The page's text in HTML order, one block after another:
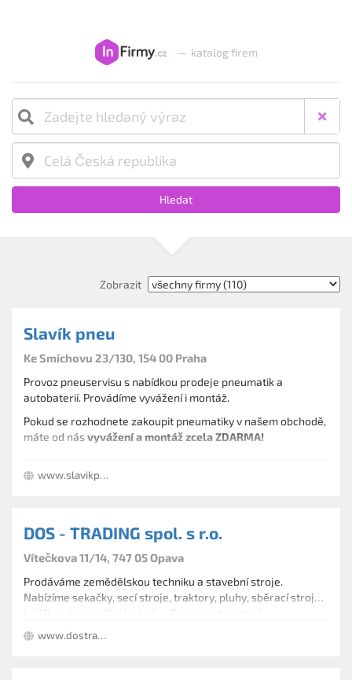
— katalog firem
Hledat
Zobrazit
Slavík pneu
Ke Smíchovu 23/130, 154 00 Praha
Provoz pneuservisu s nabídkou prodeje pneumatik a
autobaterií. Provádíme vyvážení i montáž.
Pokud se rozhodnete zakoupit pneumatiky v našem obchodě,
máte od násvyvážení a montáž zcela ZDARMA!
www.slavikpneu.cz
DOS - TRADING spol. s r.o.
Vítečkova 11/14, 747 05 Opava
Prodáváme zemědělskou techniku a stavební stroje.
Nabízíme sekačky, secí stroje, traktory, pluhy, sběrací stroje,
baličky a komunální techniku. Prodej autobaterií.
www.dostrading.eu